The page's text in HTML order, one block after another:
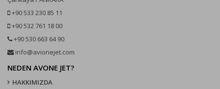
+90 533 230 85 11
+90 532 761 18 00
+90 530 663 64 90
info@avionejet.com
NEDEN AVONE JET?
HAKKIMIZDA